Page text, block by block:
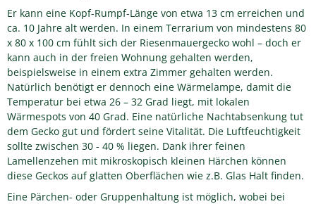
Er kann eine Kopf-Rumpf-Länge von etwa 13 cm erreichen und
ca. 10 Jahre alt werden. In einem Terrarium von mindestens 80
x 80 x 100 cm fühlt sich der Riesenmauergecko wohl – doch er
kann auch in der freien Wohnung gehalten werden,
beispielsweise in einem extra Zimmer gehalten werden.
Natürlich benötigt er dennoch eine Wärmelampe, damit die
Temperatur bei etwa 26 – 32 Grad liegt, mit lokalen
Wärmespots von 40 Grad. Eine natürliche Nachtabsenkung tut
dem Gecko gut und fördert seine Vitalität. Die Luftfeuchtigkeit
sollte zwischen 30 - 40 % liegen. Dank ihrer feinen
Lamellenzehen mit mikroskopisch kleinen Härchen können
diese Geckos auf glatten Oberflächen wie z.B. Glas Halt finden.
Eine Pärchen- oder Gruppenhaltung ist möglich, wobei bei